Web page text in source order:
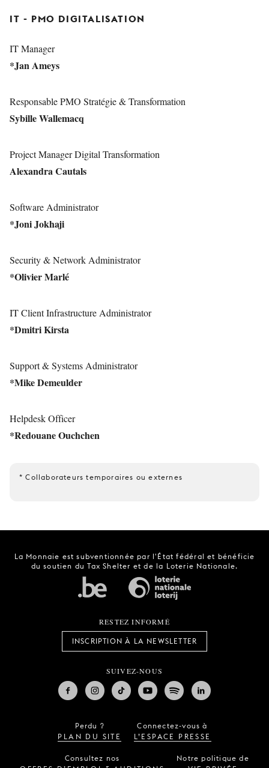
IT - PMO DIGITALISATION
IT Manager
*Jan Ameys
Responsable PMO Stratégie & Transformation
Sybille Wallemacq
Project Manager Digital Transformation
Alexandra Cautals
Software Administrator
*Joni Jokhaji
Security & Network Administrator
*Olivier Marlé
IT Client Infrastructure Administrator
*Dmitri Kirsta
Support & Systems Administrator
*Mike Demeulder
Helpdesk Officer
*Redouane Ouchchen
* Collaborateurs temporaires ou externes
La Monnaie est subventionnée par l'État fédéral et bénéficie
du soutien du Tax Shelter et de la Loterie Nationale.
RESTEZ INFORMÉ
INSCRIPTION À LA NEWSLETTER
SUIVEZ-NOUS
Perdu ?
PLAN DU SITE
Connectez-vous à
L’ESPACE PRESSE
Consultez nos
Notre politique de